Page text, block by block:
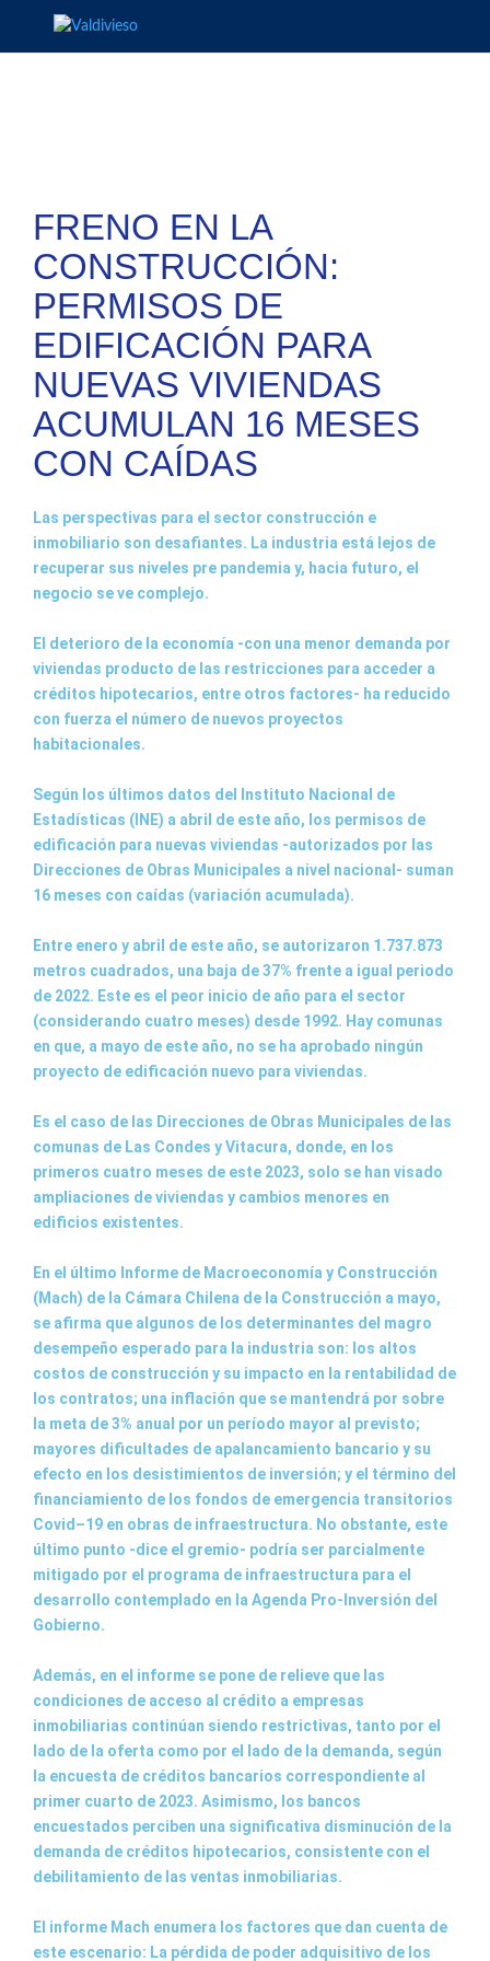
FRENO EN LA
CONSTRUCCIÓN:
PERMISOS DE
EDIFICACIÓN PARA
NUEVAS VIVIENDAS
ACUMULAN 16 MESES
CON CAÍDAS
Las perspectivas para el sector construcción e
inmobiliario son desafiantes. La industria está lejos de
recuperar sus niveles pre pandemia y, hacia futuro, el
negocio se ve complejo.
El deterioro de la economía -con una menor demanda por
viviendas producto de las restricciones para acceder a
créditos hipotecarios, entre otros factores- ha reducido
con fuerza el número de nuevos proyectos
habitacionales.
Según los últimos datos del Instituto Nacional de
Estadísticas (INE) a abril de este año, los permisos de
edificación para nuevas viviendas -autorizados por las
Direcciones de Obras Municipales a nivel nacional- suman
16 meses con caídas (variación acumulada).
Entre enero y abril de este año, se autorizaron 1.737.873
metros cuadrados, una baja de 37% frente a igual periodo
de 2022. Este es el peor inicio de año para el sector
(considerando cuatro meses) desde 1992. Hay comunas
en que, a mayo de este año, no se ha aprobado ningún
proyecto de edificación nuevo para viviendas.
Es el caso de las Direcciones de Obras Municipales de las
comunas de Las Condes y Vitacura, donde, en los
primeros cuatro meses de este 2023, solo se han visado
ampliaciones de viviendas y cambios menores en
edificios existentes.
En el último Informe de Macroeconomía y Construcción
(Mach) de la Cámara Chilena de la Construcción a mayo,
se afirma que algunos de los determinantes del magro
desempeño esperado para la industria son: los altos
costos de construcción y su impacto en la rentabilidad de
los contratos; una inflación que se mantendrá por sobre
la meta de 3% anual por un período mayor al previsto;
mayores dificultades de apalancamiento bancario y su
efecto en los desistimientos de inversión; y el término del
financiamiento de los fondos de emergencia transitorios
Covid–19 en obras de infraestructura. No obstante, este
último punto -dice el gremio- podría ser parcialmente
mitigado por el programa de infraestructura para el
desarrollo contemplado en la Agenda Pro-Inversión del
Gobierno.
Además, en el informe se pone de relieve que las
condiciones de acceso al crédito a empresas
inmobiliarias continúan siendo restrictivas, tanto por el
lado de la oferta como por el lado de la demanda, según
la encuesta de créditos bancarios correspondiente al
primer cuarto de 2023. Asimismo, los bancos
encuestados perciben una significativa disminución de la
demanda de créditos hipotecarios, consistente con el
debilitamiento de las ventas inmobiliarias.
El informe Mach enumera los factores que dan cuenta de
este escenario: La pérdida de poder adquisitivo de los